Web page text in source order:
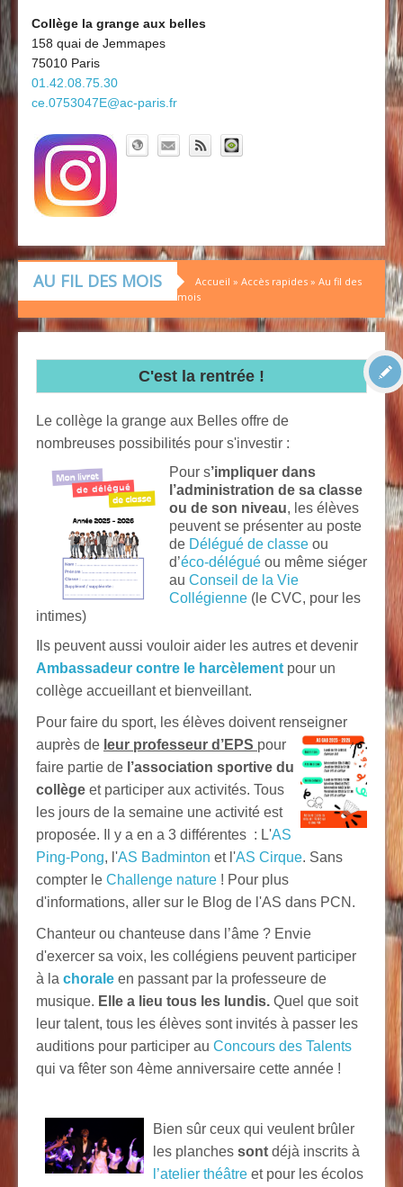
Board'Gab
Clubs maths
Découvrir le collège
Collège la grange aux belles
158 quai de Jemmapes
75010 Paris
01.42.08.75.30
ce.0753047E@ac-paris.fr
AU FIL DES MOIS Accueil » Accès rapides » Au fil des
mois
C'est la rentrée !
Le collège la grange aux Belles offre de
nombreuses possibilités pour s'investir :
Pour s’impliquer dans
l’administration de sa classe
ou de son niveau, les élèves
peuvent se présenter au poste
de Délégué de classe ou
d’éco-délégué ou même siéger
au Conseil de la Vie
Collégienne (le CVC, pour les
intimes)
Ils peuvent aussi vouloir aider les autres et devenir
Ambassadeur contre le harcèlement pour un
collège accueillant et bienveillant.
Pour faire du sport, les élèves doivent renseigner
auprès de leur professeur d’EPS pour
faire partie de l’association sportive du
collège et participer aux activités. Tous
les jours de la semaine une activité est
proposée. Il y a en a 3 différentes : L'AS
Ping-Pong, l'AS Badminton et l'AS Cirque. Sans
compter le Challenge nature ! Pour plus
d'informations, aller sur le Blog de l'AS dans PCN.
Chanteur ou chanteuse dans l’âme ? Envie
d'exercer sa voix, les collégiens peuvent participer
à la chorale en passant par la professeure de
musique. Elle a lieu tous les lundis. Quel que soit
leur talent, tous les élèves sont invités à passer les
auditions pour participer au Concours des Talents
qui va fêter son 4ème anniversaire cette année !
Bien sûr ceux qui veulent brûler
les planchessont déjà inscrits à
l’atelier théâtre et pour les écolos